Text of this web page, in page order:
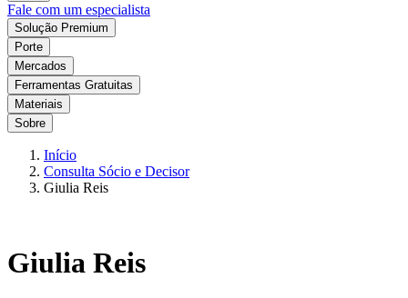
Fale com um especialista
Solução Premium
Porte
Mercados
Ferramentas Gratuitas
Materiais
Sobre
Início
Consulta Sócio e Decisor
Giulia Reis
Giulia Reis